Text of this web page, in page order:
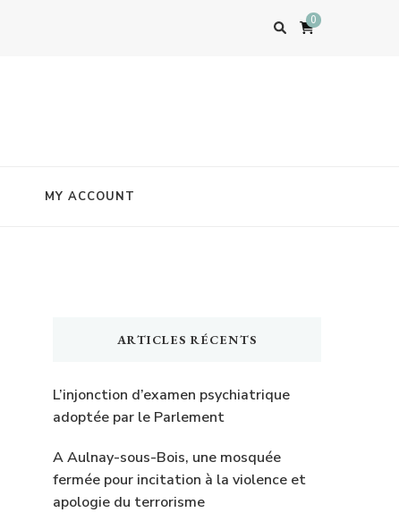
0
MY ACCOUNT
ARTICLES RÉCENTS
L’injonction d’examen psychiatrique
adoptée par le Parlement
A Aulnay-sous-Bois, une mosquée
fermée pour incitation à la violence et
apologie du terrorisme